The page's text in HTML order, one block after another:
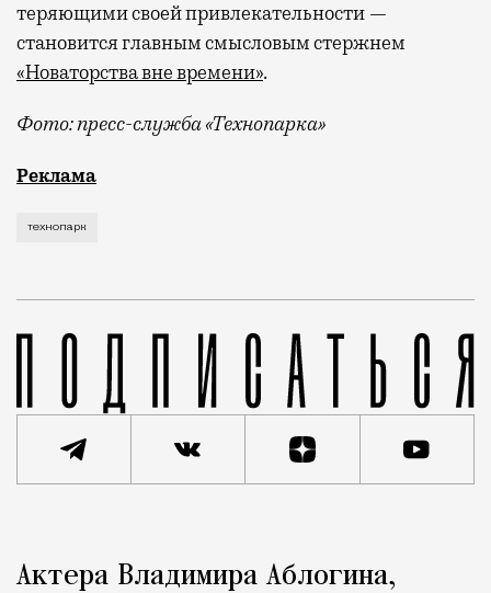
теряющими своей привлекательности —
становится главным смысловым стержнем
«Новаторства вне времени».
Фото: пресс-служба «Технопарка»
Рекламные кампании техники редко выходят за
Реклама
технопарк
Город
Актера Владимира Аблогина,